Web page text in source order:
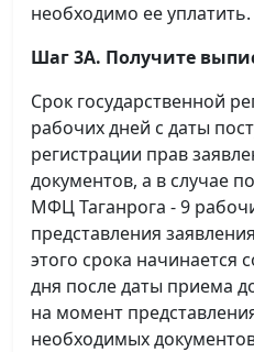
необходимо ее уплатить.
Шаг 3А. Получите
Срок государственной
рабочих дней с даты
регистрации прав
документов, а в случае
МФЦ Таганрога - 9
представления
этого срока начинается
дня после даты приема
на момент
необходимых